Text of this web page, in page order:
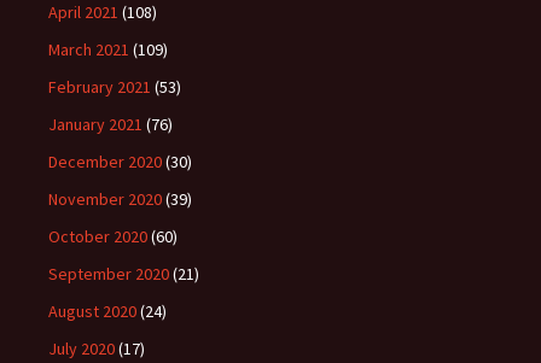
April 2021 (108)
March 2021 (109)
February 2021 (53)
January 2021 (76)
December 2020(30)
November 2020(39)
October 2020(60)
September 2020(21)
August 2020(24)
July 2020(17)